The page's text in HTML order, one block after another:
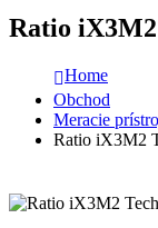
Ratio
Home
Obchod
Meracie
Ratio iX3M2